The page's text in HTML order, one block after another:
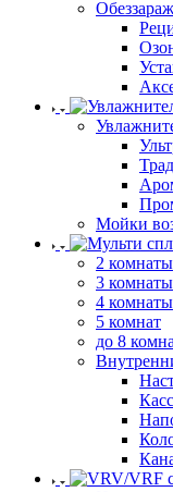
Мойки
2 комнаты
3 комнаты
4 комнаты
5 комнат
до 8